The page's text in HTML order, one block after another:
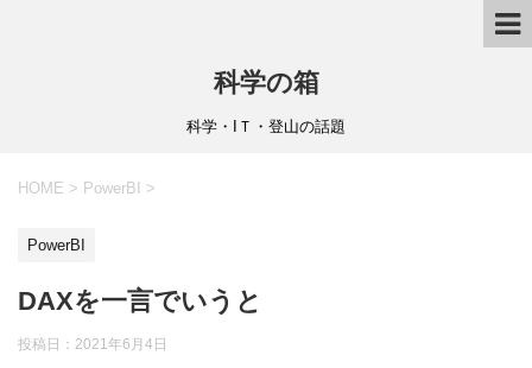
科学の箱
科学・IＴ・登山の話題
HOME > PowerBI >
PowerBI
DAXを一言でいうと
投稿日： 2021年6月4日